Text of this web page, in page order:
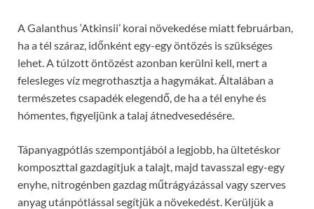
A Galanthus ‘Atkinsii’ korai növekedése miatt februárban,
ha a tél száraz, időnként egy-egy öntözés is szükséges
lehet. A túlzott öntözést azonban kerülni kell, mert a
felesleges víz megrothasztja a hagymákat. Általában a
természetes csapadék elegendő, de ha a tél enyhe és
hómentes, figyeljünk a talaj átnedvesedésére.
Tápanyagpótlás szempontjából a legjobb, ha ültetéskor
komposzttal gazdagítjuk a talajt, majd tavasszal egy-egy
enyhe, nitrogénben gazdag műtrágyázással vagy szerves
anyag utánpótlással segítjük a növekedést. Kerüljük a